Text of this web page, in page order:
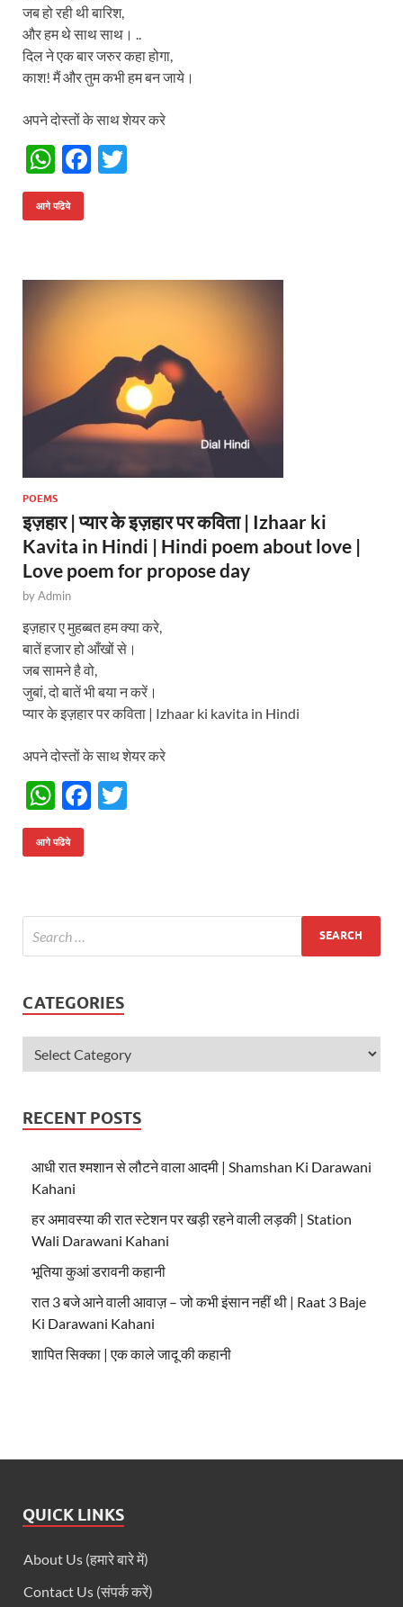
जब हो रही थी बारिश,
और हम थे साथ साथ। ..
दिल ने एक बार जरुर कहा होगा,
काश! मैं और तुम कभी हम बन जाये।
अपने दोस्तों के साथ शेयर करे
W
h
at
A
p
F
o
o
आगे पढिये
POEMS
इज़हार | प्यार के इज़हार पर कविता | Izhaar ki
Kavita in Hindi | Hindi poem about love |
Love poem for propose day
byAdmin
इज़हार ए मुहब्बत हम क्या करे,
बातें हजार हो आँखों से।
जब सामने है वो,
जुबां, दो बातें भी बया न करें।
प्यार के इज़हार पर कविता | Izhaar ki kavita in Hindi
अपने दोस्तों के साथ शेयर करे
W
h
at
A
p
p
F
o
k
आगे पढिये
CATEGORIES
RECENT POSTS
आधी रात श्मशान से लौटने वाला आदमी | Shamshan Ki Darawani
Kahani
हर अमावस्या की रात स्टेशन पर खड़ी रहने वाली लड़की | Station
Wali Darawani Kahani
भूतिया कुआं डरावनी कहानी
रात 3 बजे आने वाली आवाज़ – जो कभी इंसान नहीं थी | Raat 3 Baje
Ki Darawani Kahani
शापित सिक्का | एक काले जादू की कहानी
QUICK LINKS
About Us (हमारे बारे में)
Contact Us (संपर्क करें)